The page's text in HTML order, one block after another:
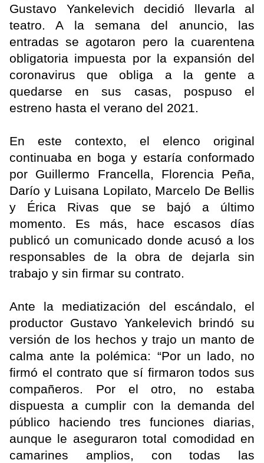
Gustavo Yankelevich decidió llevarla al
teatro. A la semana del anuncio, las
entradas se agotaron pero la cuarentena
obligatoria impuesta por la expansión del
coronavirus que obliga a la gente a
quedarse en sus casas, pospuso el
estreno hasta el verano del 2021.
En este contexto, el elenco original
continuaba en boga y estaría conformado
por Guillermo Francella, Florencia Peña,
Darío y Luisana Lopilato, Marcelo De Bellis
y Érica Rivas que se bajó a último
momento. Es más, hace escasos días
publicó un comunicado donde acusó a los
responsables de la obra de dejarla sin
trabajo y sin firmar su contrato.
Ante la mediatización del escándalo, el
productor Gustavo Yankelevich brindó su
versión de los hechos y trajo un manto de
calma ante la polémica: “Por un lado, no
firmó el contrato que sí firmaron todos sus
compañeros. Por el otro, no estaba
dispuesta a cumplir con la demanda del
público haciendo tres funciones diarias,
aunque le aseguraron total comodidad en
camarines amplios, con todas las